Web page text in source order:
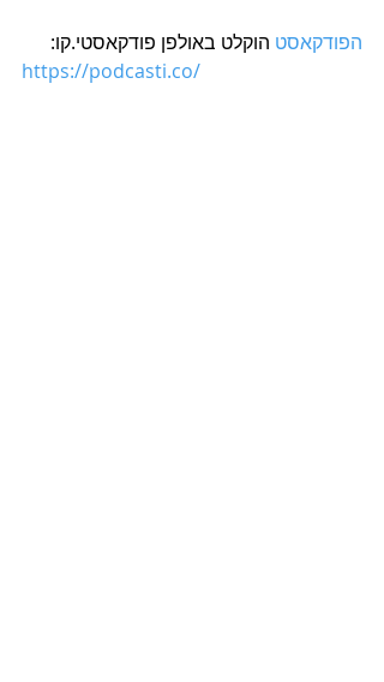
הפודקאסט הוקלט באולפן פודקאסטי.קו:
https://podcasti.co/